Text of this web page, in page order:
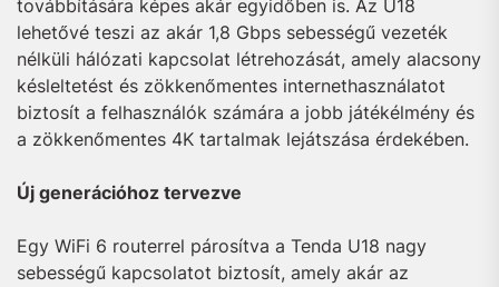
továbbítására képes akár egyidőben is. Az U18
lehetővé teszi az akár 1,8 Gbps sebességű vezeték
nélküli hálózati kapcsolat létrehozását, amely alacsony
késleltetést és zökkenőmentes internethasználatot
biztosít a felhasználók számára a jobb játékélmény és
a zökkenőmentes 4K tartalmak lejátszása érdekében.
Új generációhoz tervezve
Egy WiFi 6 routerrel párosítva a Tenda U18 nagy
sebességű kapcsolatot biztosít, amely akár az